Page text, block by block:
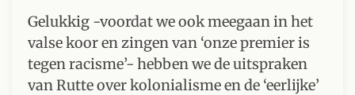
Gelukkig -voordat we ook meegaan in het
valse koor en zingen van ‘onze premier is
tegen racisme’- hebben we de uitspraken
van Rutte over kolonialisme en de ‘eerlijke’